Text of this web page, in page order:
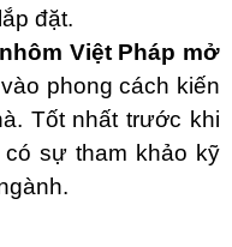
đặt.
Việt Pháp mở
phong cách kiến
Tốt nhất trước khi
sự tham khảo kỹ